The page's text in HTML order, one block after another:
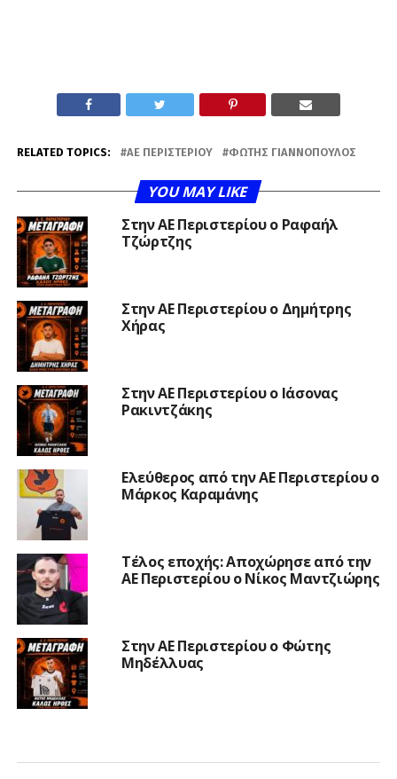
RELATED TOPICS: ΑΕ ΠΕΡΙΣΤΕΡΊΟΥ ΦΏΤΗΣ ΓΙΑΝΝΌΠΟΥΛΟΣ
YOU MAY LIKE
Στην ΑΕ Περιστερίου ο Ραφαήλ
Τζώρτζης
Στην ΑΕ Περιστερίου ο Δημήτρης
Χήρας
Στην ΑΕ Περιστερίου ο Ιάσονας
Ρακιντζάκης
Ελεύθερος από την ΑΕ Περιστερίου ο
Μάρκος Καραμάνης
Τέλος εποχής: Αποχώρησε από την
ΑΕ Περιστερίου ο Νίκος Μαντζιώρης
Στην ΑΕ Περιστερίου ο Φώτης
Μηδέλλυας